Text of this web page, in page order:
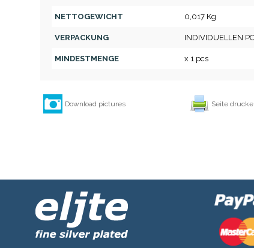
NETTOGEWICHT 0,017 Kg
VERPACKUNG INDIVIDUELLEN
MINDESTMENGE x 1 pcs
Download pictures Seite